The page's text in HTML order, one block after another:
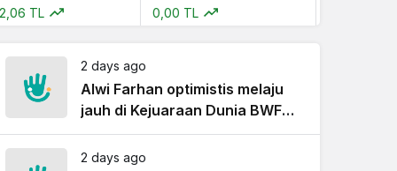
0,00 TL
2 days ago
Alwi Farhan optimistis melaju
jauh di Kejuaraan Dunia BWF
New Delhi
2 days ago